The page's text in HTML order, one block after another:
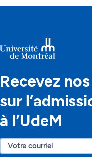
Recevez
sur
à l’UdeM